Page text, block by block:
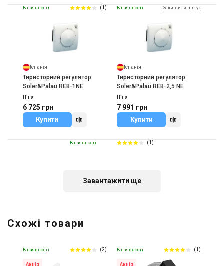
В наявності (1)
Іспанія
Тиристорний регулятор
Soler&Palau REB-1NE
Ціна
6 725 грн
Купити
В наявності Залишити відгук
Іспанія
Тиристорний регулятор
Soler&Palau REB-2,5 NE
Ціна
7 991 грн
Купити
В наявності (1)
Soler&Palau REB-1N
Купити
Завантажити ще
Схожі товари
В наявності (2)
Акція
В наявності (1)
Акція